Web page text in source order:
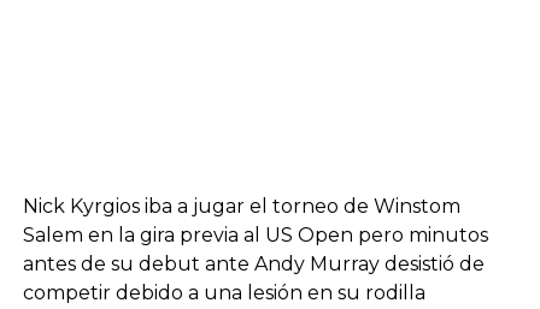
Nick Kyrgios iba a jugar el torneo de Winstom
Salem en la gira previa al US Open pero minutos
antes de su debut ante Andy Murray desistió de
competir debido a una lesión en su rodilla